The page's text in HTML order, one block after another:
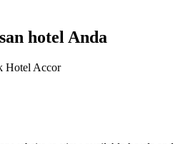
hotel Anda
Hotel Accor